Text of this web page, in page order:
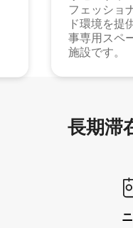
フェッショ
ド環境を提
事専用スペ
施設です。
長期滞